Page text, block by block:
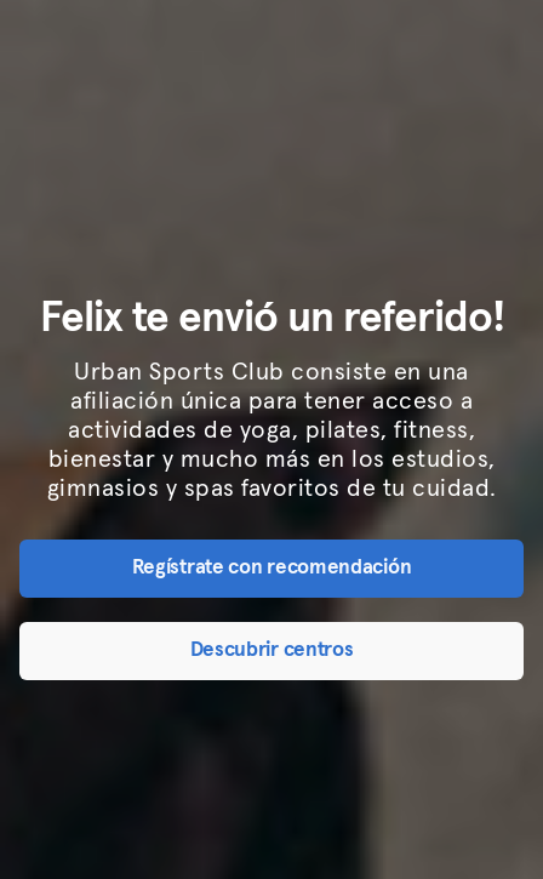
Felix te envió un referido!
Urban Sports Club consiste en una
afiliación única para tener acceso a
actividades de yoga, pilates, fitness,
bienestar y mucho más en los estudios,
gimnasios y spas favoritos de tu cuidad.
Descubrir centros
Regístrate con recomendación